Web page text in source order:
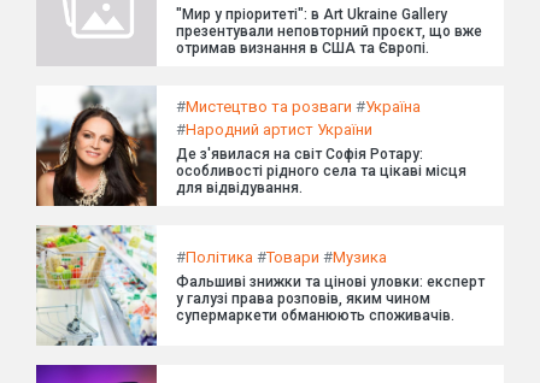
"Мир у пріоритеті": в Art Ukraine Gallery
презентували неповторний проєкт, що вже
отримав визнання в США та Європі.
#Мистецтво та розваги #Україна
#Народний артист України
Де з'явилася на світ Софія Ротару:
особливості рідного села та цікаві місця
для відвідування.
#Політика #Товари #Музика
Фальшиві знижки та цінові уловки: експерт
у галузі права розповів, яким чином
супермаркети обманюють споживачів.